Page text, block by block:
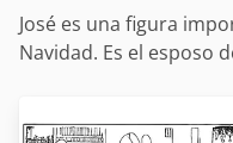
José es una figura
Navidad. Es el esposo